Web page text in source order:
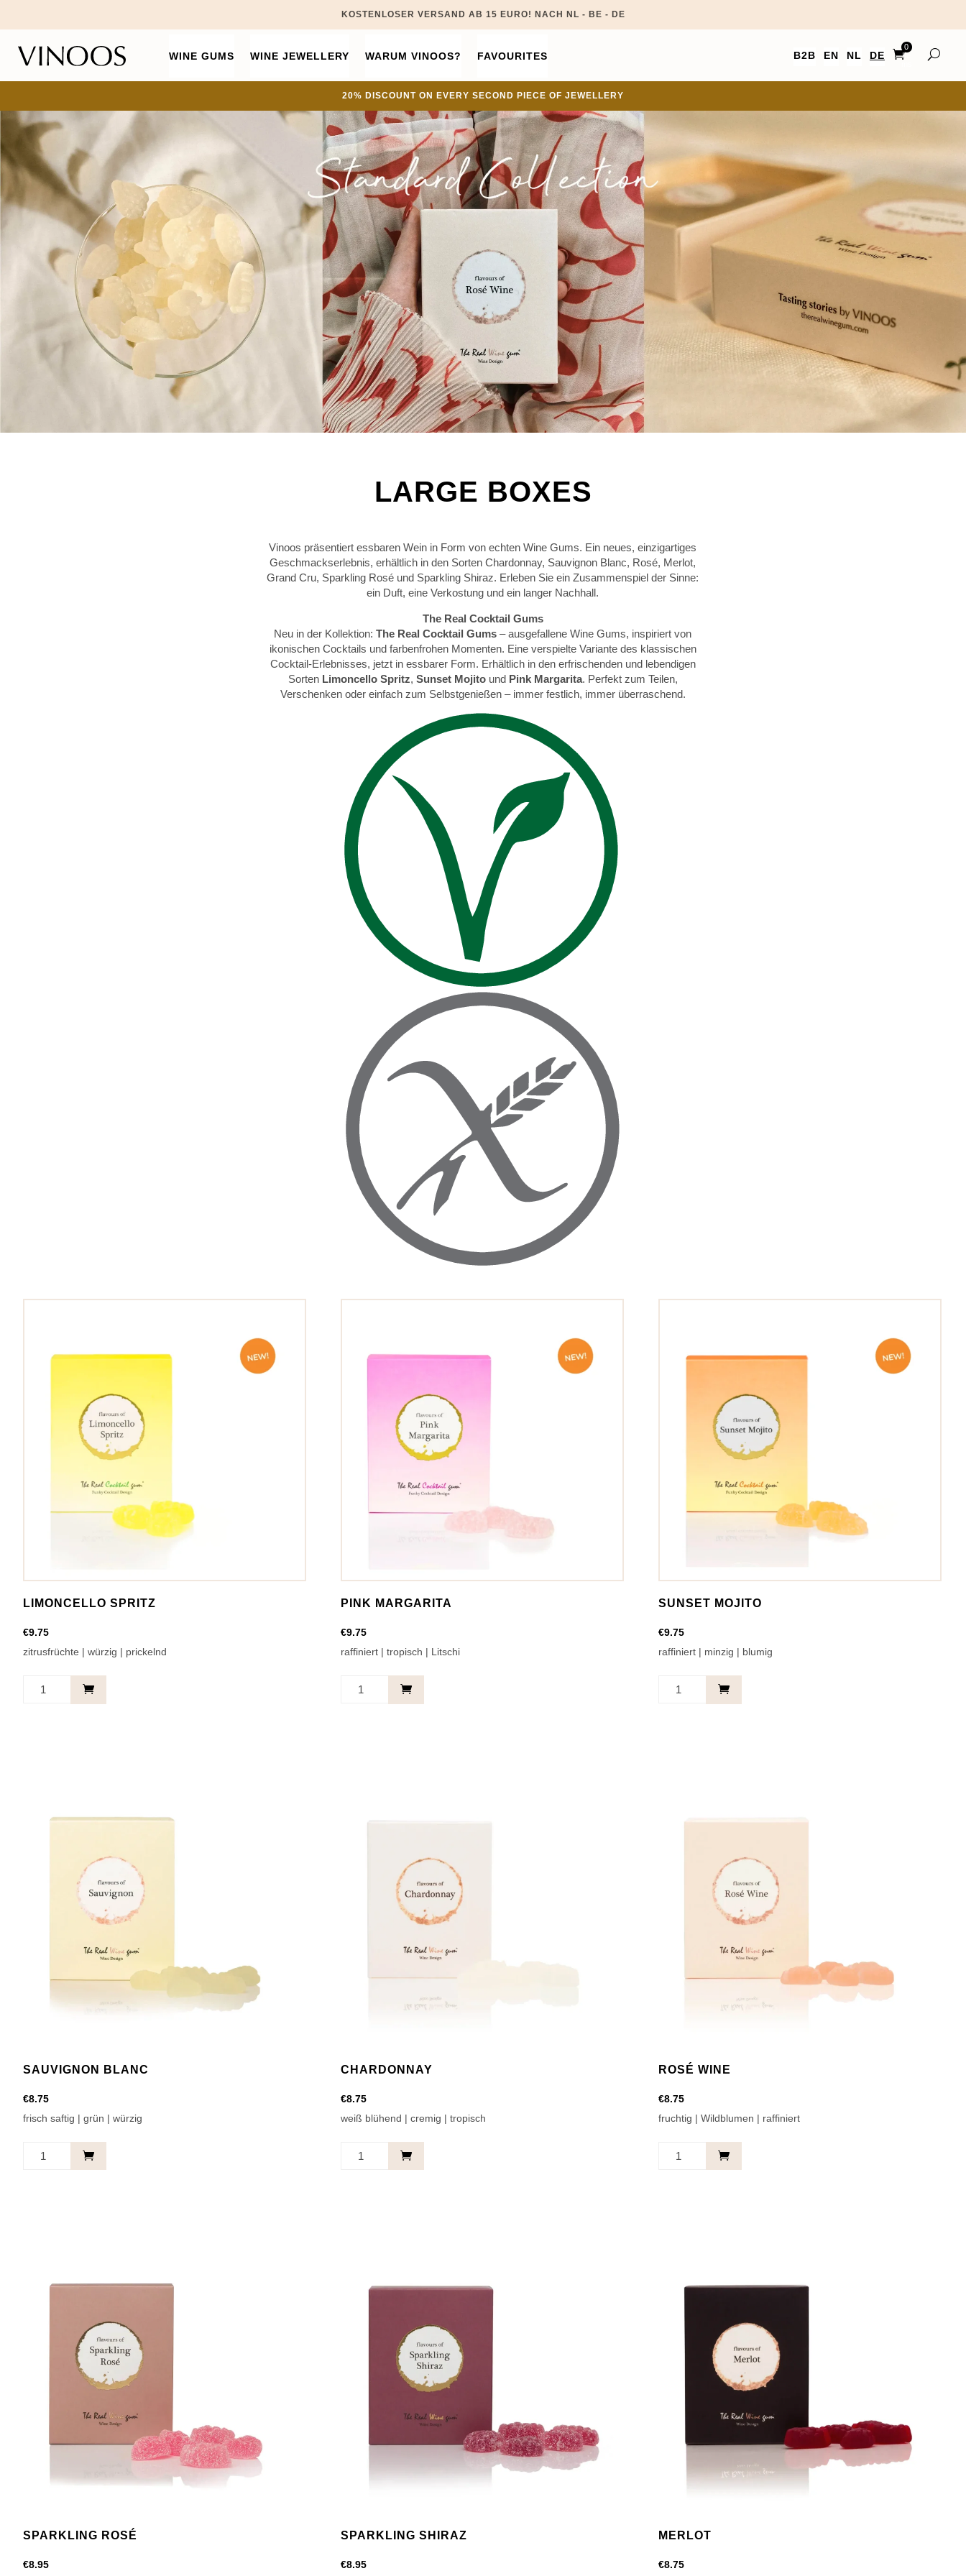
KOSTENLOSER VERSAND AB 15 EURO! NACH NL - BE - DE
WINE GUMS WINE JEWELLERY WARUM VINOOS? FAVOURITES B2B EN NL DE
0
Ite
20% DISCOUNT ON EVERY SECOND PIECE OF JEWELLERY
LARGE BOXES
Vinoos präsentiert essbaren Wein in Form von echten Wine Gums. Ein neues, einzigartiges
Geschmackserlebnis, erhältlich in den Sorten Chardonnay, Sauvignon Blanc, Rosé, Merlot,
Grand Cru, Sparkling Rosé und Sparkling Shiraz. Erleben Sie ein Zusammenspiel der Sinne:
ein Duft, eine Verkostung und ein langer Nachhall.
The Real Cocktail Gums
Neu in der Kollektion:The Real Cocktail Gums – ausgefallene Wine Gums, inspiriert von
ikonischen Cocktails und farbenfrohen Momenten. Eine verspielte Variante des klassischen
Cocktail-Erlebnisses, jetzt in essbarer Form. Erhältlich in den erfrischenden und lebendigen
Sorten Limoncello Spritz, Sunset Mojitound Pink Margarita. Perfekt zum Teilen,
Verschenken oder einfach zum Selbstgenießen – immer festlich, immer überraschend.
LIMONCELLO SPRITZ
€9.75
zitrusfrüchte | würzig | prickelnd
Limoncello
PINK MARGARITA
€9.75
raffiniert | tropisch | Litschi
Pink
SUNSET MOJITO
€9.75
raffiniert | minzig | blumig
Sunset
SAUVIGNON BLANC
€8.75
frisch saftig | grün | würzig
Sauvignon
CHARDONNAY
€8.75
weiß blühend | cremig | tropisch
Chardonnay
ROSÉ WINE
€8.75
fruchtig | Wildblumen | raffiniert
Rosé
SPARKLING ROSÉ
€8.95
SPARKLING SHIRAZ
€8.95
MERLOT
€8.75